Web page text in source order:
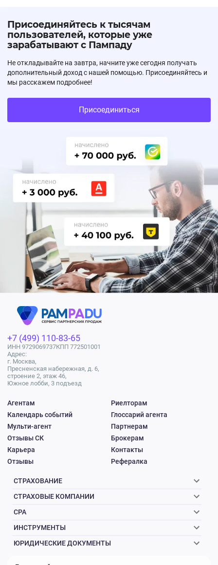
Присоединяйтесь к тысячам
пользователей, которые уже
зарабатывают с Пампаду
Не откладывайте на завтра, начните уже сегодня получать
дополнительный доход с нашей помощью. Присоединяйтесь и
мы расскажем подробнее!
Присоединиться
+7 (499) 110-83-65
ИНН 9729069737КПП 772501001
Адрес:
г. Москва,
Пресненская набережная, д. 6,
строение 2, этаж 46,
Южное лобби, 3 подъезд
Агентам
Риелторам
Календарь событий
Глоссарий агента
Мульти-агент
Партнерам
Отзывы СК
Брокерам
Карьера
Контакты
Отзывы
Рефералка
СТРАХОВАНИЕ
СТРАХОВЫЕ КОМПАНИИ
CPA
ИНСТРУМЕНТЫ
ЮРИДИЧЕСКИЕ ДОКУМЕНТЫ